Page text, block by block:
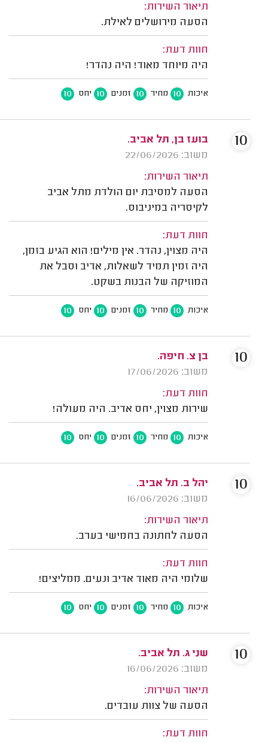
תיאור השירות:
הסעה מירושלים לאילת.
חוות דעת:
היה מיוחד מאוד! היה נהדר!
איכות 10 מחיר 10 זמנים 10 יחס 10
בועז בן, תל אביב.
משוב: 22/06/2026
תיאור השירות:
הסעה למסיבת יום הולדת מתל אביב
לקיסריה במיניבוס.
חוות דעת:
היה מצוין, נהדר. אין מילים! הוא הגיע בזמן,
היה זמין תמיד לשאלות, אדיב וסבל את
המוזיקה של הבנות בשקט.
איכות 10 מחיר 10 זמנים 10 יחס 10
10
בן צ. חיפה.
משוב: 17/06/2026
חוות דעת:
שירות מצוין, יחס אדיב. היה מעולה!
איכות 10 מחיר 10 זמנים 10 יחס 10
10
יהל ב. תל אביב.
משוב: 16/06/2026
תיאור השירות:
הסעה לחתונה בחמישי בערב.
חוות דעת:
שלומי היה מאוד אדיב ונעים. ממליצים!
איכות 10 מחיר 10 זמנים 10 יחס 10
10
שני ג. תל אביב.
משוב: 16/06/2026
תיאור השירות:
הסעה של צוות עובדים.
חוות דעת:
10